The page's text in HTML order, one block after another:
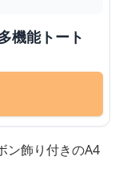
機能トート
ン飾り付きのA4